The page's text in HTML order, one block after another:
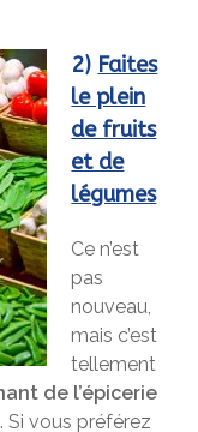
2) Faites
le plein
de fruits
et de
légumes
Ce n’est
pas
nouveau,
mais c’est
tellement
de l’épicerie
Si vous préférez